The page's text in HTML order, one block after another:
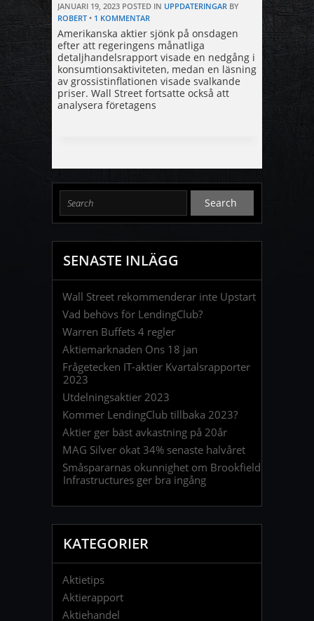
JANUARI 19, 2023POSTED IN UPPDATERINGARBY
ROBERT • 1 KOMMENTAR
Amerikanska aktier sjönk på onsdagen
efter att regeringens månatliga
detaljhandelsrapport visade en nedgång i
konsumtionsaktiviteten, medan en läsning
av grossistinflationen visade svalkande
priser. Wall Street fortsatte också att
analysera företagens
SENASTE INLÄGG
Wall Street rekommenderar inte Upstart
Vad behövs för LendingClub?
Warren Buffets 4 regler
Aktiemarknaden Ons 18 jan
Frågetecken IT-aktier Kvartalsrapporter
2023
Utdelningsaktier 2023
Kommer LendingClub tillbaka 2023?
Aktier ger bäst avkastning på 20år
MAG Silver ökat 34% senaste halvåret
Småspararnas okunnighet om Brookfield
Infrastructures ger bra ingång
KATEGORIER
Aktietips
Aktierapport
Aktiehandel